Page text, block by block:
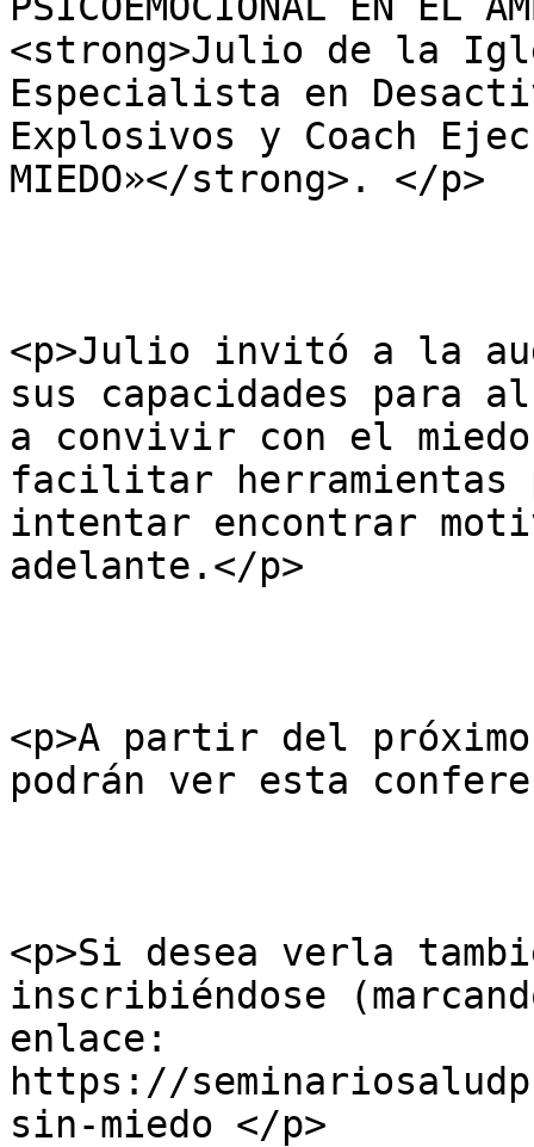
<strong>Julio de la
Especialista en
Explosivos y Coach
MIEDO»</strong>. </p>
<p>Julio invitó a la
sus capacidades para
a convivir con el
facilitar herramientas
intentar encontrar
adelante.</p>
<p>A partir del próximo
podrán ver esta
<p>Si desea verla
inscribiéndose
enlace:
https://
sin-miedo </p>